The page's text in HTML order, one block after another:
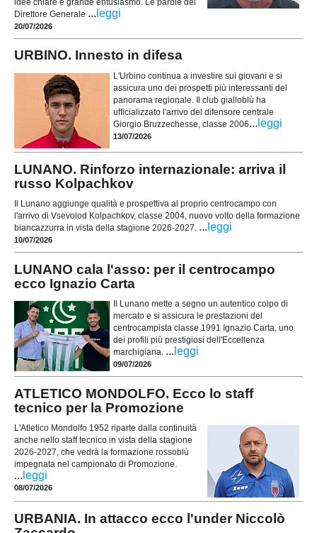
Direttore Generale ... leggi
20/07/2026
URBINO. Innesto in difesa
L'Urbino continua a investire sui giovani e si
assicura uno dei prospetti più interessanti del
panorama regionale. Il club gialloblù ha
ufficializzato l'arrivo del difensore centrale
Giorgio Bruzzechesse, classe 2006... leggi
13/07/2026
LUNANO. Rinforzo internazionale: arriva il
russo Kolpachkov
Il Lunano aggiunge qualità e prospettiva al proprio centrocampo con
l'arrivo di Vsevolod Kolpachkov, classe 2004, nuovo volto della formazione
biancazzurra in vista della stagione 2026-2027. ... leggi
10/07/2026
LUNANO cala l'asso: per il centrocampo
ecco Ignazio Carta
Il Lunano mette a segno un autentico colpo di
mercato e si assicura le prestazioni del
centrocampista classe 1991 Ignazio Carta, uno
dei profili più prestigiosi dell'Eccellenza
marchigiana. ... leggi
09/07/2026
ATLETICO MONDOLFO. Ecco lo staff
tecnico per la Promozione
L'Atletico Mondolfo 1952 riparte dalla continuità
anche nello staff tecnico in vista della stagione
2026-2027, che vedrà la formazione rossoblù
impegnata nel campionato di Promozione.
... leggi
08/07/2026
URBANIA. In attacco ecco l'under Niccolò